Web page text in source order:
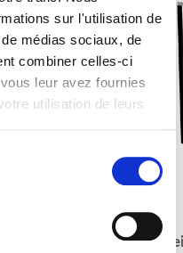
sur l'utilisation de
médias sociaux, de
combiner celles-ci
leur avez fournies
utilisation de leurs